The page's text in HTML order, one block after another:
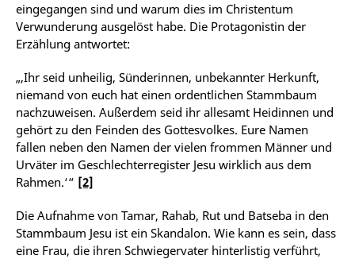
eingegangen sind und warum dies im Christentum
Verwunderung ausgelöst habe. Die Protagonistin der
Erzählung antwortet:
„‚Ihr seid unheilig, Sünderinnen, unbekannter Herkunft,
niemand von euch hat einen ordentlichen Stammbaum
nachzuweisen. Außerdem seid ihr allesamt Heidinnen und
gehört zu den Feinden des Gottesvolkes. Eure Namen
fallen neben den Namen der vielen frommen Männer und
Urväter im Geschlechterregister Jesu wirklich aus dem
Rahmen.‘“ [2]
Die Aufnahme von Tamar, Rahab, Rut und Batseba in den
Stammbaum Jesu ist ein Skandalon. Wie kann es sein, dass
eine Frau, die ihren Schwiegervater hinterlistig verführt,